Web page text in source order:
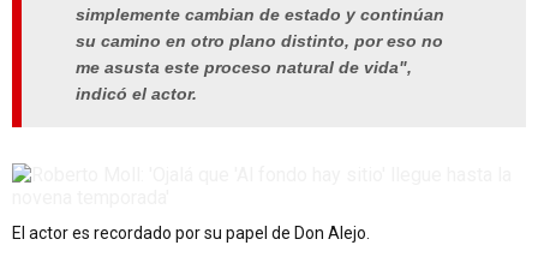
simplemente cambian de estado y continúan
su camino en otro plano distinto, por eso no
me asusta este proceso natural de vida",
indicó el actor.
El actor es recordado por su papel de Don Alejo.